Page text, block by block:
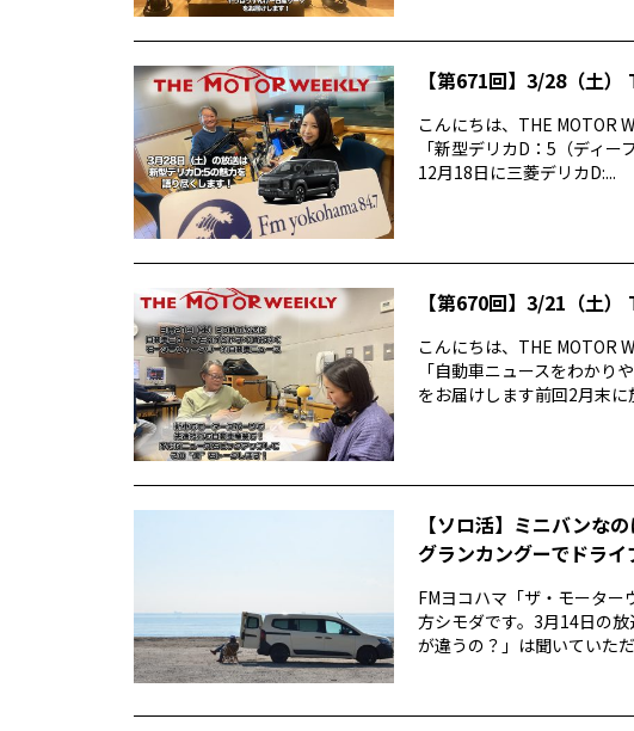
【第671回】3/28（土）
こんにちは、THE MOTOR
「新型デリカD：5（ディ
12月18日に三菱デリカD:...
【第670回】3/21（土）
こんにちは、THE MOTOR
「自動車ニュースをわかり
をお届けします前回2月末に
【ソロ活】ミニバンな
グランカングーでドラ
FMヨコハマ「ザ・モーター
方シモダです。3月14日の
が違うの？」は聞いていた